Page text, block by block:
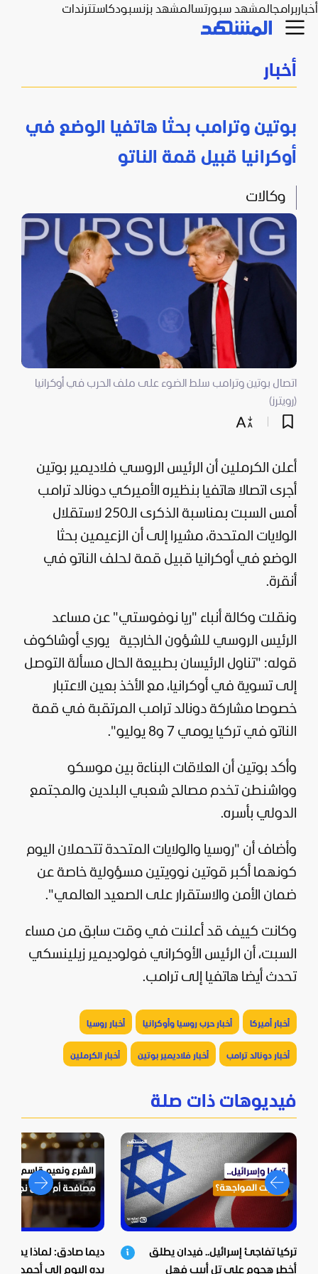
أخباربرامجالمشهد سبورتسالمشهد بزنسبودكاستترندات
أخبار
بوتين وترامب بحثا هاتفيا الوضع في
أوكرانيا قبيل قمة الناتو
وكالات
اتصال بوتين وترامب سلط الضوء على ملف الحرب في أوكرانيا
(رويترز)
أعلن الكرملين أن الرئيس الروسي فلاديمير بوتين
أجرى اتصالا هاتفيا بنظيره الأميركي دونالد ترامب
أمس السبت بمناسبة الذكرى الـ250 لاستقلال
الولايات المتحدة، مشيرا إلى أن الزعيمين بحثا
الوضع في أوكرانيا قبيل قمة لحلف الناتو في
أنقرة.
ونقلت وكالة أنباء "ريا نوفوستي" عن مساعد
الرئيس الروسي للشؤون الخارجية يوري أوشاكوف
قوله: "تناول الرئيسان بطبيعة الحال مسألة التوصل
إلى تسوية في أوكرانيا، مع الأخذ بعين الاعتبار
خصوصا مشاركة دونالد ترامب المرتقبة في قمة
الناتو في تركيا يومي 7 و8 يوليو".
وأكد بوتين أن العلاقات البناءة بين موسكو
وواشنطن تخدم مصالح شعبي البلدين والمجتمع
الدولي بأسره.
وأضاف أن "روسيا والولايات المتحدة تتحملان اليوم
كونهما أكبر قوتين نوويتين مسؤولية خاصة عن
ضمان الأمن والاستقرار على الصعيد العالمي".
وكانت كييف قد أعلنت في وقت سابق من مساء
السبت، أن الرئيس الأوكراني فولوديمير زيلينسكي
تحدث أيضا هاتفيا إلى ترامب.
أخبار أميركا أخبار حرب روسيا وأوكرانيا أخبار روسيا
أخبار دونالد ترامب أخبار فلاديمير بوتين أخبار الكرملين
فيديوهات ذات صلة
تركيا تفاجئ إسرائيل.. فيدان يطلق
أخطر هجوم على تل أبيب فهل
ديما صادق: لماذا يمد
يده اليوم إلى أحمد